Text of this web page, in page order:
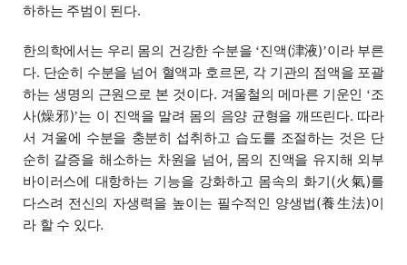
하하는 주범이 된다.
한의학에서는 우리 몸의 건강한 수분을 ‘진액(津液)’이라 부른
다. 단순히 수분을 넘어 혈액과 호르몬, 각 기관의 점액을 포괄
하는 생명의 근원으로 본 것이다. 겨울철의 메마른 기운인 ‘조
사(燥邪)’는 이 진액을 말려 몸의 음양 균형을 깨뜨린다. 따라
서 겨울에 수분을 충분히 섭취하고 습도를 조절하는 것은 단
순히 갈증을 해소하는 차원을 넘어, 몸의 진액을 유지해 외부
바이러스에 대항하는 기능을 강화하고 몸속의 화기(火氣)를
다스려 전신의 자생력을 높이는 필수적인 양생법(養生法)이
라 할 수 있다.